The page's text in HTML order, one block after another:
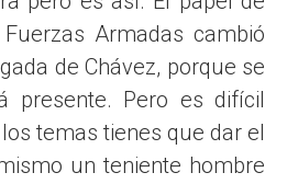
Armadas cambió
de Chávez, porque se
presente. Pero es difícil
temas tienes que dar el
un teniente hombre